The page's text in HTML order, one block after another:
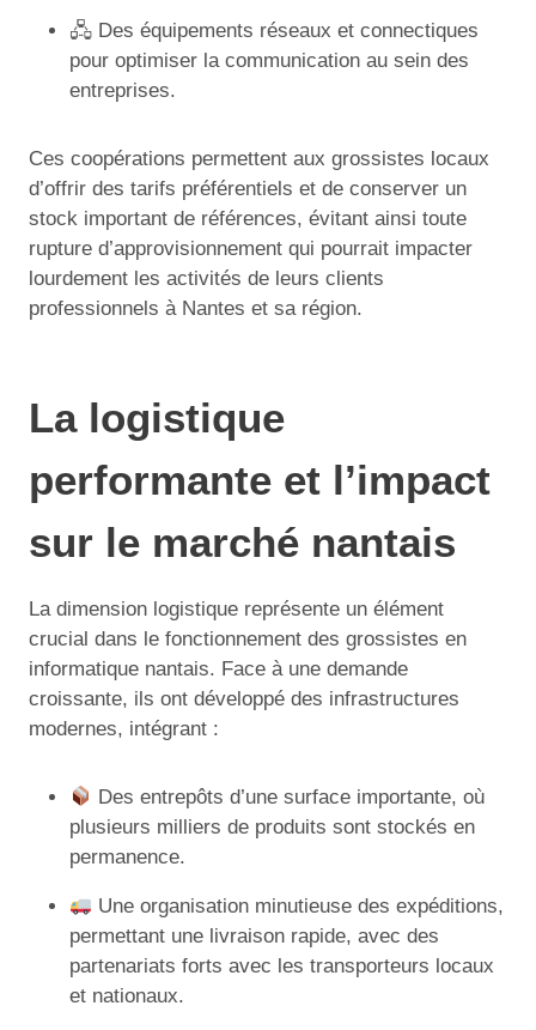
🖧 Des équipements réseaux et connectiques
pour optimiser la communication au sein des
entreprises.
Ces coopérations permettent aux grossistes locaux
d’offrir des tarifs préférentiels et de conserver un
stock important de références, évitant ainsi toute
rupture d’approvisionnement qui pourrait impacter
lourdement les activités de leurs clients
professionnels à Nantes et sa région.
La logistique
performante et l’impact
sur le marché nantais
La dimension logistique représente un élément
crucial dans le fonctionnement des grossistes en
informatique nantais. Face à une demande
croissante, ils ont développé des infrastructures
modernes, intégrant :
Des entrepôts d’une surface importante, où
plusieurs milliers de produits sont stockés en
permanence.
Une organisation minutieuse des expéditions,
permettant une livraison rapide, avec des
partenariats forts avec les transporteurs locaux
et nationaux.